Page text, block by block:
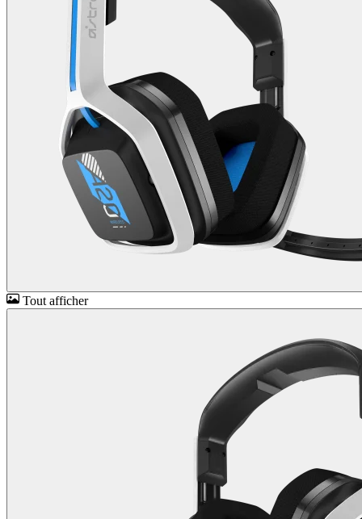
Tout afficher